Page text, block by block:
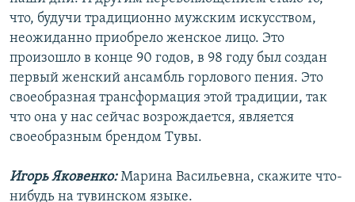
что, будучи традиционно мужским искусством,
неожиданно приобрело женское лицо. Это
произошло в конце 90 годов, в 98 году был создан
первый женский ансамбль горлового пения. Это
своеобразная трансформация этой традиции, так
что она у нас сейчас возрождается, является
своеобразным брендом Тувы.
Игорь Яковенко:Марина Васильевна, скажите что-
нибудь на тувинском языке.